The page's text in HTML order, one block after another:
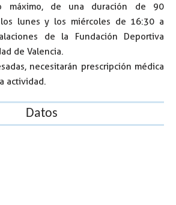
máximo, de una duración de 90
lunes y los miércoles de 16:30 a
de la Fundación Deportiva
de Valencia.
necesitarán prescripción médica
actividad.
Datos